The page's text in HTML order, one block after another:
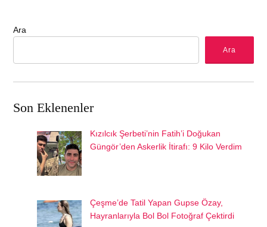
Ara
Ara
Son Eklenenler
Kızılcık Şerbeti’nin Fatih’i Doğukan
Güngör’den Askerlik İtirafı: 9 Kilo Verdim
Çeşme’de Tatil Yapan Gupse Özay,
Hayranlarıyla Bol Bol Fotoğraf Çektirdi